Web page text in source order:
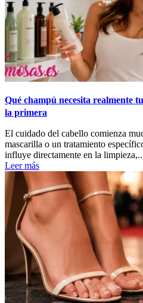
Qué champú necesita realmente
la primera
El cuidado del cabello comienza
mascarilla o un tratamiento
influye directamente en la
Leer más